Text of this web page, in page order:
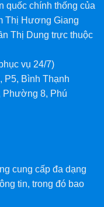
quốc chính thống của
Thị Hương Giang
Thị Dung trực thuộc
vụ 24/7)
P5, Bình Thạnh
Phường 8, Phú
cung cấp đa dạng
tin, trong đó bao